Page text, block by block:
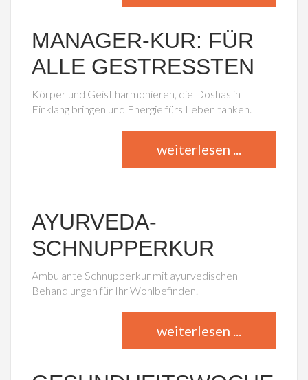
MANAGER-KUR: FÜR
ALLE GESTRESSTEN
Körper und Geist harmonieren, die Doshas in
Einklang bringen und Energie fürs Leben tanken.
weiterlesen ...
AYURVEDA-
SCHNUPPERKUR
Ambulante Schnupperkur mit ayurvedischen
Behandlungen für Ihr Wohlbefinden.
weiterlesen ...